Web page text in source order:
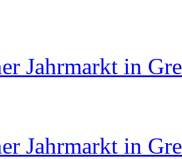
Jahrmarkt in
Jahrmarkt in